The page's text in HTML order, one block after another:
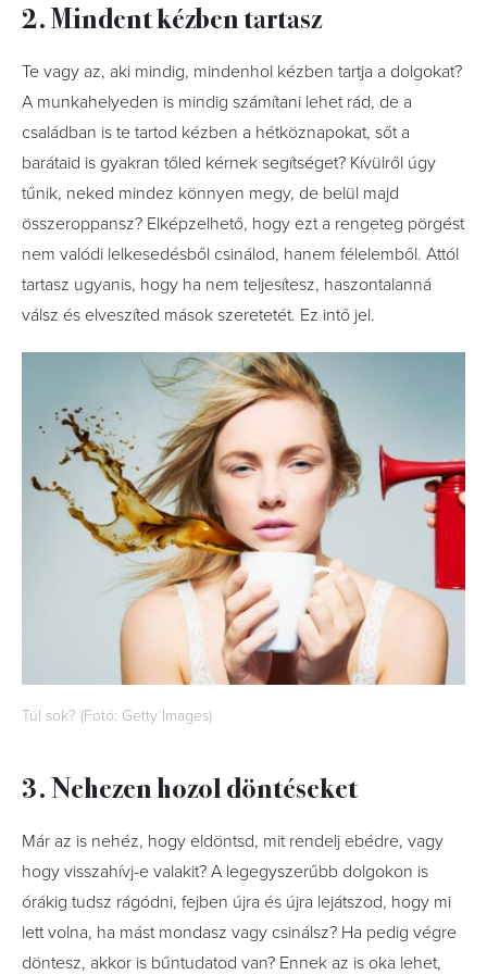
2. Mindent kézben tartasz
Te vagy az, aki mindig, mindenhol kézben tartja a dolgokat?
A munkahelyeden is mindig számítani lehet rád, de a
családban is te tartod kézben a hétköznapokat, sőt a
barátaid is gyakran tőled kérnek segítséget? Kívülről úgy
tűnik, neked mindez könnyen megy, de belül majd
összeroppansz? Elképzelhető, hogy ezt a rengeteg pörgést
nem valódi lelkesedésből csinálod, hanem félelemből. Attól
tartasz ugyanis, hogy ha nem teljesítesz, haszontalanná
válsz és elveszíted mások szeretetét. Ez intő jel.
Túl sok? (Fotó: Getty Images)
3. Nehezen hozol döntéseket
Már az is nehéz, hogy eldöntsd, mit rendelj ebédre, vagy
hogy visszahívj-e valakit? A legegyszerűbb dolgokon is
órákig tudsz rágódni, fejben újra és újra lejátszod, hogy mi
lett volna, ha mást mondasz vagy csinálsz? Ha pedig végre
döntesz, akkor is bűntudatod van? Ennek az is oka lehet,